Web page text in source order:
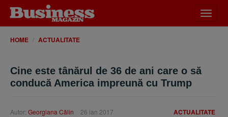
meniu
HOME ACTUALITATE
Cine este tânărul de 36 de ani care o să
conducă America impreună cu Trump
ACTUALITATE
Autor: Georgiana Călin 26 ian 2017